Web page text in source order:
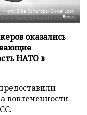
Фото: Elisa Schu/dpa/Global Look
Press
оказались
НАТО в
вовлеченности
.